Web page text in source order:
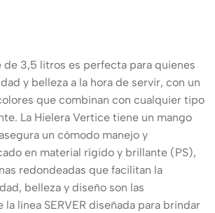
de 3,5 litros es perfecta para quienes
y belleza a la hora de servir, con un
que combinan con cualquier tipo
La Hielera Vertice tiene un mango
un cómodo manejo y
en material rígido y brillante (PS),
redondeadas que facilitan la
belleza y diseño son las
línea SERVER diseñada para brindar